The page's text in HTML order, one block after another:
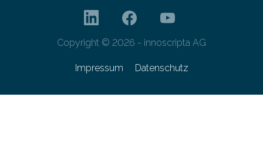
Copyright © 2026 - innoscripta AG
Impressum Datenschutz